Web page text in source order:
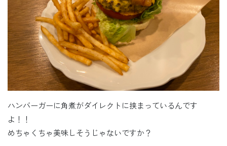
ハンバーガーに角煮がダイレクトに挟まっているんです
よ！！
めちゃくちゃ美味しそうじゃないですか？